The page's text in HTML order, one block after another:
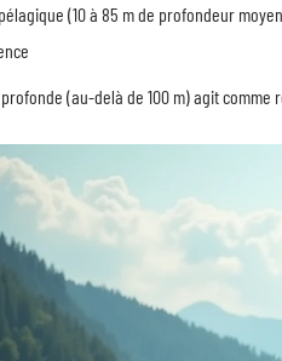
(10 à 85 m de profondeur
(au-delà de 100 m) agit